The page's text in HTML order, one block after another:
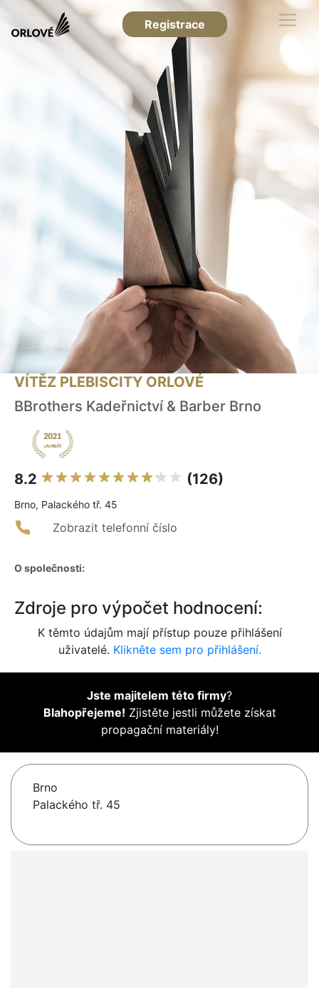
Registrace
VÍTĚZ PLEBISCITY ORLOVÉ
BBrothers Kadeřnictví & Barber Brno
8.2 (126)
Brno, Palackého tř. 45
Zobrazit telefonní číslo
O společnosti:
Zdroje pro výpočet hodnocení:
K těmto údajům mají přístup pouze přihlášení
uživatelé. Klikněte sem pro přihlášení.
Jste majitelem této firmy?
Blahopřejeme! Zjistěte jestli můžete získat
propagační materiály!
Brno
Palackého tř. 45